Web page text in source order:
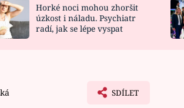
ZAHRADA
DESIGN
Horké noci mohou zhoršit
úzkost i náladu. Psychiatr
radí, jak se lépe vyspat
SDÍLET